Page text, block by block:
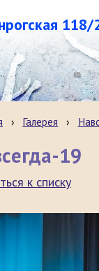
118/
› Галерея ›
19
к списку